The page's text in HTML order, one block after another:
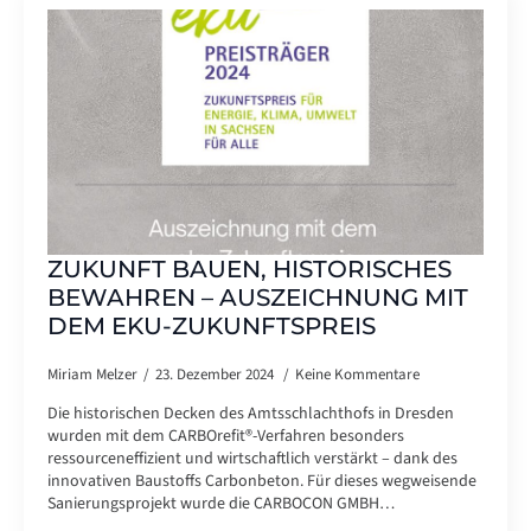
ZUKUNFT BAUEN, HISTORISCHES
BEWAHREN – AUSZEICHNUNG MIT
DEM EKU-ZUKUNFTSPREIS
Miriam Melzer 23. Dezember 2024 Keine Kommentare
Die historischen Decken des Amtsschlachthofs in Dresden
wurden mit dem CARBOrefit®-Verfahren besonders
ressourceneffizient und wirtschaftlich verstärkt – dank des
innovativen Baustoffs Carbonbeton. Für dieses wegweisende
Sanierungsprojekt wurde die CARBOCON GMBH…